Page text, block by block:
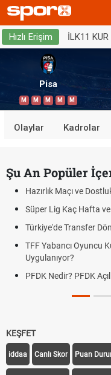
Hızlı Erişim İLK11 KUR
Pisa
M M M M M
Olaylar Kadrolar
Şu An Popüler
Hazırlık Maçı ve
Süper Lig Kaç Hafta
Türkiye'de Transfer
TFF Yabancı Oyuncu
Uygulanıyor?
PFDK Nedir? PFDK
KEŞFET
iddaa Canlı Skor Puan